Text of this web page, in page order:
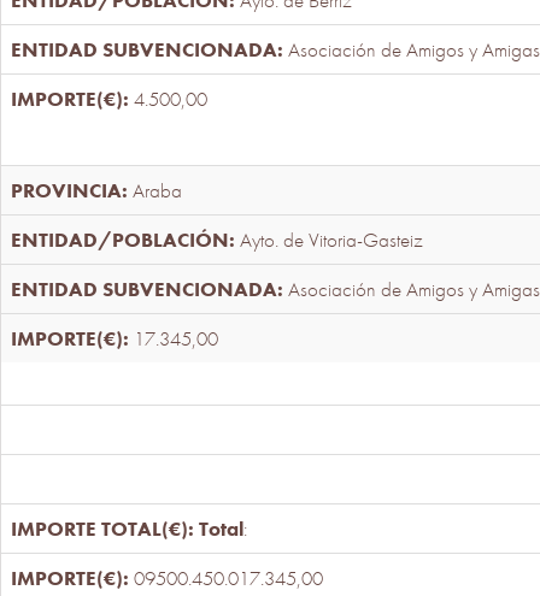
Asociación de Amigos y
4.500,00
Araba
Ayto. de Vitoria-Gasteiz
Asociación de Amigos y
17.345,00
Total:
09500.450.017.345,00